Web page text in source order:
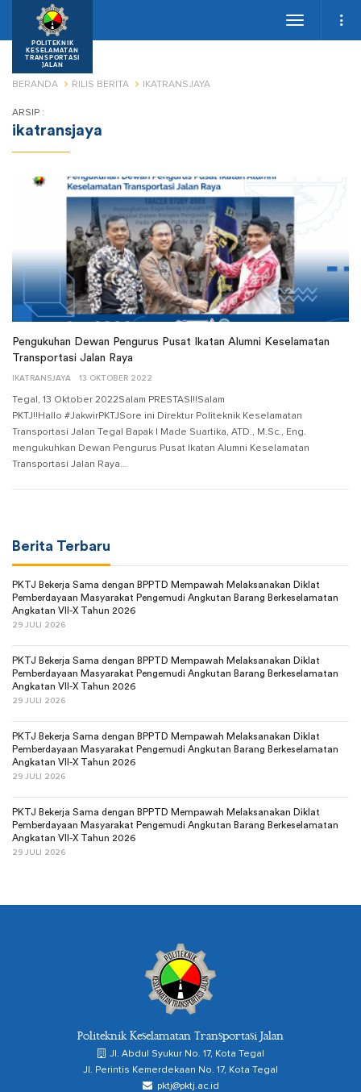
POLITEKNIK
KESELAMATAN
TRANSPORTASI
JALAN
Toggle
BERANDA RILIS BERITA IKATRANSJAYA
ARSIP :
ikatransjaya
Pengukuhan Dewan Pengurus Pusat Ikatan Alumni Keselamatan
Transportasi Jalan Raya
IKATRANSJAYA 13 OKTOBER 2022
Tegal, 13 Oktober 2022Salam PRESTASI!!Salam
PKTJ!!Hallo #JakwirPKTJSore ini Direktur Politeknik Keselamatan
Transportasi Jalan Tegal Bapak I Made Suartika, ATD., M.Sc., Eng.
mengukuhkan Dewan Pengurus Pusat Ikatan Alumni Keselamatan
Transportasi Jalan Raya…
Berita Terbaru
PKTJ Bekerja Sama dengan BPPTD Mempawah Melaksanakan Diklat
Pemberdayaan Masyarakat Pengemudi Angkutan Barang Berkeselamatan
Angkatan VII-X Tahun 2026
29 JULI 2026
PKTJ Bekerja Sama dengan BPPTD Mempawah Melaksanakan Diklat
Pemberdayaan Masyarakat Pengemudi Angkutan Barang Berkeselamatan
Angkatan VII-X Tahun 2026
29 JULI 2026
PKTJ Bekerja Sama dengan BPPTD Mempawah Melaksanakan Diklat
Pemberdayaan Masyarakat Pengemudi Angkutan Barang Berkeselamatan
Angkatan VII-X Tahun 2026
29 JULI 2026
PKTJ Bekerja Sama dengan BPPTD Mempawah Melaksanakan Diklat
Pemberdayaan Masyarakat Pengemudi Angkutan Barang Berkeselamatan
Angkatan VII-X Tahun 2026
29 JULI 2026
Politeknik Keselamatan Transportasi Jalan
Jl. Abdul Syukur No. 17, Kota Tegal
Jl. Perintis Kemerdekaan No. 17, Kota Tegal
pktj@pktj.ac.id